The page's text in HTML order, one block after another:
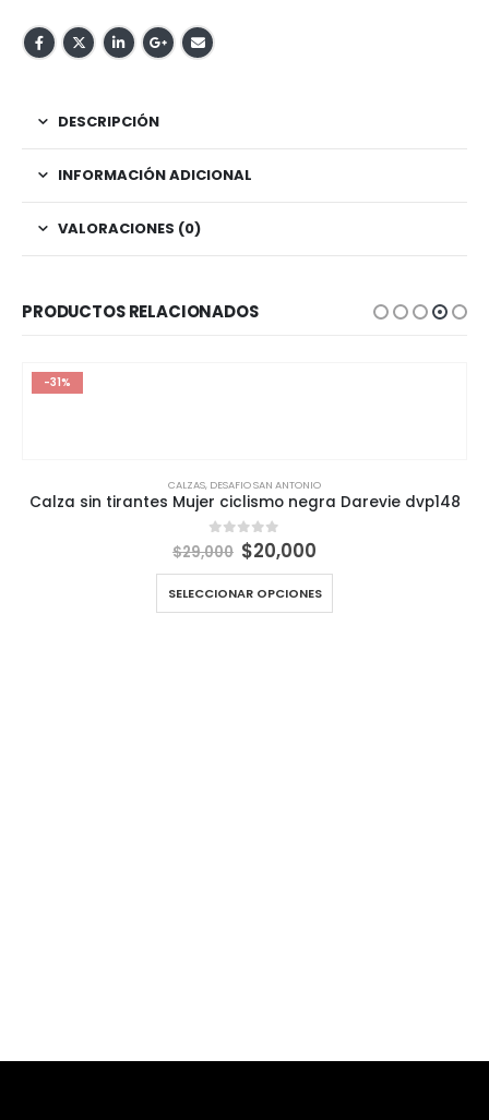
DESCRIPCIÓN
INFORMACIÓN ADICIONAL
VALORACIONES (0)
PRODUCTOS RELACIONADOS
-31%
CALZAS, DESAFIO SAN ANTONIO
Calza sin tirantes Mujer ciclismo negra Darevie dvp148
0out of 5
$29,000 El
precio
original
era:
$29,000.
$20,000El
precio
actual
es:
$20,000.
SELECCIONAR OPCIONES